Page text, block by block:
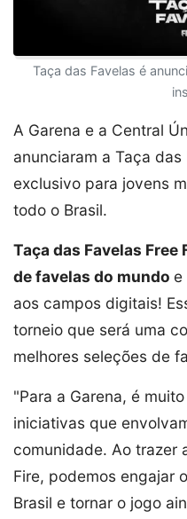
Taça das Favelas é
A Garena e a Central
anunciaram a Taça
exclusivo para jovens
todo o Brasil.
Taça das Favelas
de favelas do mundo e
aos campos digitais!
torneio que será uma
melhores seleções de
"Para a Garena, é
iniciativas que
comunidade. Ao trazer
Fire, podemos engajar
Brasil e tornar o jogo